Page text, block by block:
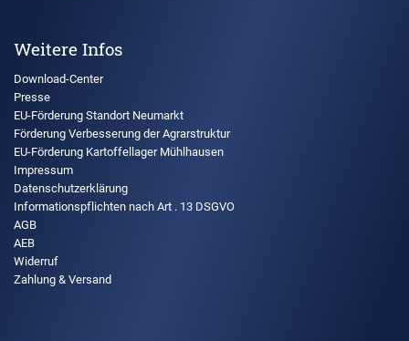
Weitere Infos
Download-Center
Presse
EU-Förderung Standort Neumarkt
Förderung Verbesserung der Agrarstruktur
EU-Förderung Kartoffellager Mühlhausen
Impressum
Datenschutzerklärung
Informationspflichten nach Art . 13 DSGVO
AGB
AEB
Widerruf
Zahlung & Versand